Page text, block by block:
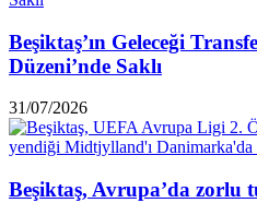
Beşiktaş’ın Geleceği
Düzeni’nde Saklı
31/07/2026
Beşiktaş, Avrupa’da zorlu